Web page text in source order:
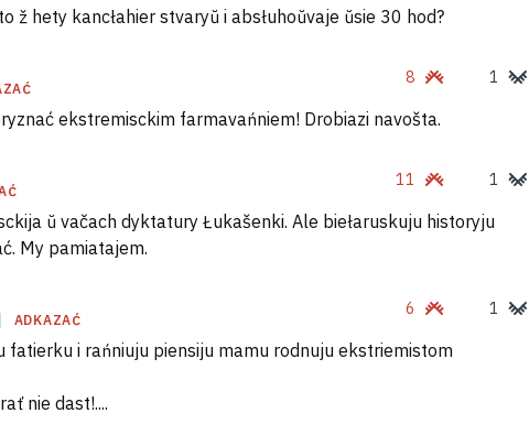
ž hety kancłahier stvaryŭ i absłuhoŭvaje ŭsie 30 hod?
8 1
ekstremisckim farmavańniem! Drobiazi navošta.
11 1
ŭ vačach dyktatury Łukašenki. Ale biełaruskuju historyju
My pamiatajem.
ADKAZAĆ
6 1
fatierku i rańniuju piensiju mamu rodnuju ekstriemistom
nie dast!....